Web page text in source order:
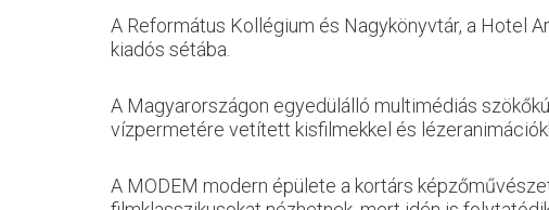
A Református Kollégium és Nagykönyvtár, a Hotel
kiadós sétába.
A Magyarországon egyedülálló multimédiás
vízpermetére vetített kisfilmekkel és
A MODEM modern épülete a kortárs